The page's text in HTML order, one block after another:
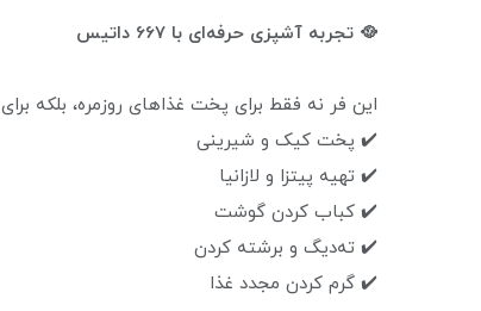
🥘 تجربه آشپزی حرفه‌ای با 667 داتیس
این فر نه فقط برای پخت غذاهای روزمره، بلکه برای
✔️ پخت کیک و شیرینی
✔️ تهیه پیتزا و لازانیا
✔️ کباب کردن گوشت
✔️ ته‌دیگ و برشته کردن
✔️ گرم کردن مجدد غذا